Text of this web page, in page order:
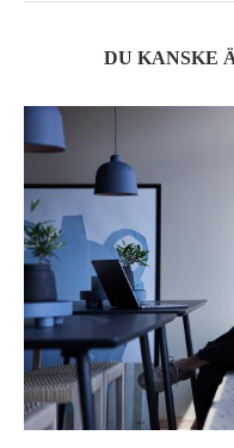
DU KANSKE